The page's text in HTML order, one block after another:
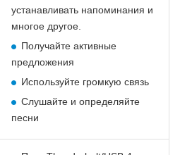
устанавливать напоминания и
многое другое.
Получайте активные
предложения
Используйте громкую связь
Слушайте и определяйте
песни